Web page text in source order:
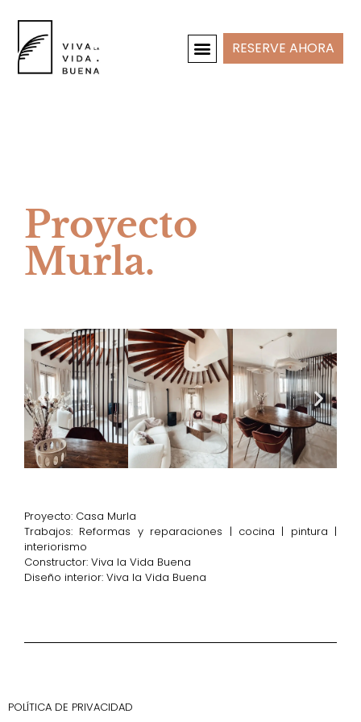
RESERVE AHORA
Proyecto
Murla.
Proyecto: Casa Murla
Trabajos: Reformas y reparaciones | cocina | pintura |
interiorismo
Constructor: Viva la Vida Buena
Diseño interior: Viva la Vida Buena
POLÍTICA DE PRIVACIDAD